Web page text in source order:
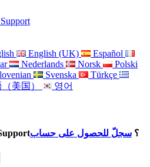
English (UK)
Español
Nederlands Norsk
Polski
Svenska
Türkçe
美国）
영어
هل أنت جديد على Deskpro Support؟ سجلّ للحصول على حساب